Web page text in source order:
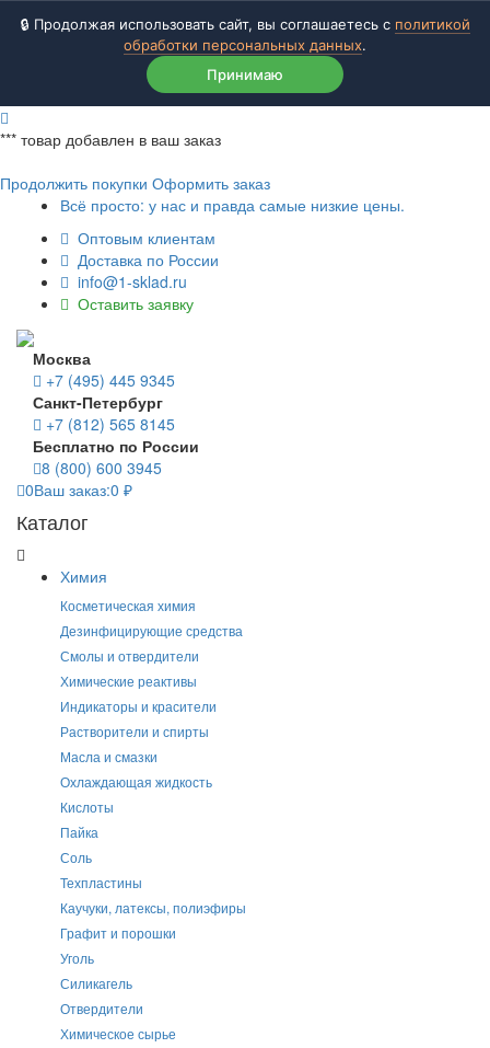
🔒 Продолжая использовать сайт, вы соглашаетесь с политикой
обработки персональных данных.
Принимаю
*** товар добавлен в ваш заказ
Продолжить покупки Оформить заказ
Всё просто: у нас и правда самые низкие цены.
Оптовым клиентам
Доставка по России
info@1-sklad.ru
Оставить заявку
Москва
+7 (495) 445 9345
Санкт-Петербург
+7 (812) 565 8145
Бесплатно по России
8 (800) 600 3945
0Ваш заказ:0 ₽
Каталог
Химия
Косметическая химия
Дезинфицирующие средства
Смолы и отвердители
Химические реактивы
Индикаторы и красители
Растворители и спирты
Масла и смазки
Охлаждающая жидкость
Кислоты
Пайка
Соль
Техпластины
Каучуки, латексы, полиэфиры
Графит и порошки
Уголь
Силикагель
Отвердители
Химическое сырье